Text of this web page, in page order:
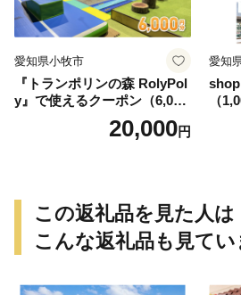
愛知県小牧市
『トランポリンの森 RolyPol
y』で使えるクーポン（6,000
20,000円
愛知
（
この返礼品を見た人は
こんな返礼品も見てい